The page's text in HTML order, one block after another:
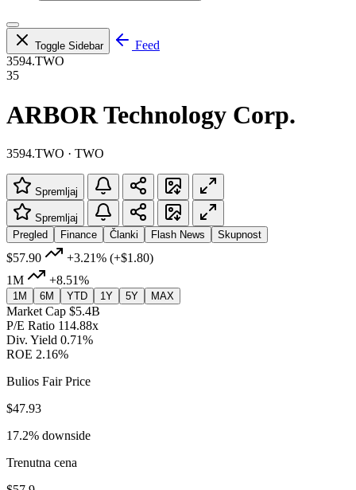
Toggle Sidebar
Feed
3594.TWO
35
ARBOR Technology Corp.
3594.TWO · TWO
Spremljaj
Spremljaj
Pregled
Finance Članki Flash News Skupnost
$57.90 +3.21% (+$1.80)
1M
+8.51%
1M 6M YTD 1Y 5Y MAX
Market Cap $5.4B
P/E Ratio 114.88x
Div. Yield 0.71%
ROE 2.16%
Bulios Fair Price
$47.93
17.2% downside
Trenutna cena